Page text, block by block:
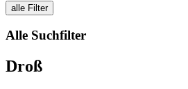
alle Filter
Alle Suchfilter
Droß